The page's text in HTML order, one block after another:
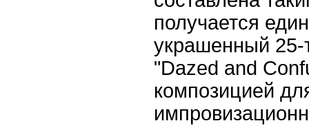
получается
украшенный 25-
"Dazed and
композицией